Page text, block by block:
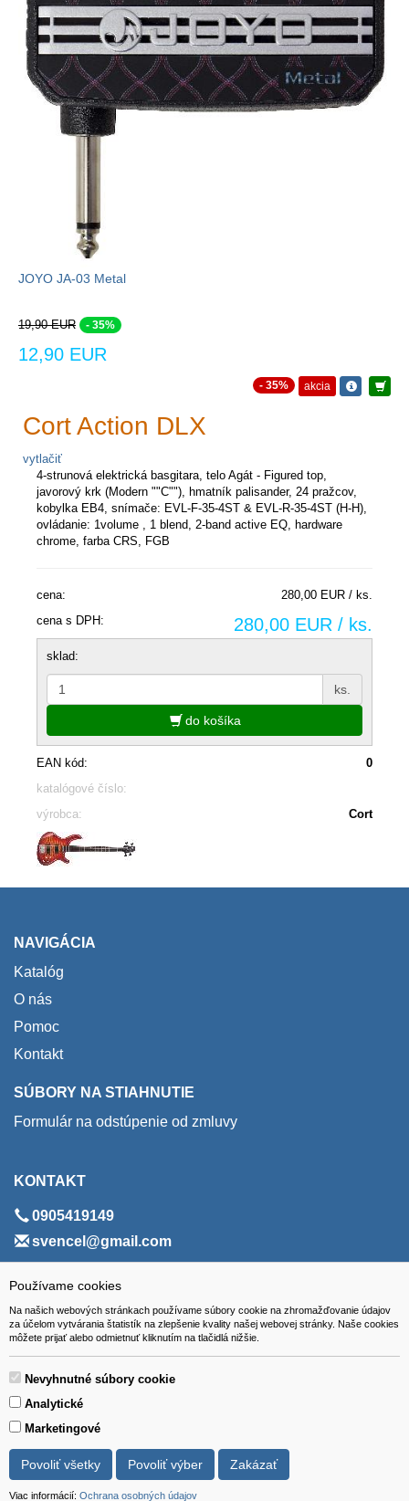
Používame cookies
Na našich webových stránkach používame súbory cookie na zhromažďovanie údajov
za účelom vytvárania štatistík na zlepšenie kvality našej webovej stránky. Naše cookies
môžete prijať alebo odmietnuť kliknutím na tlačidlá nižšie.
Nevyhnutné súbory cookie
Analytické
Marketingové
Povoliť všetky Povoliť výber Zakázať
Viac informácií: Ochrana osobných údajov
JOYO JA-03 Metal
19,90 EUR - 35%
12,90 EUR
- 35% akcia
Cort Action DLX
vytlačiť
4-strunová elektrická basgitara, telo Agát - Figured top,
javorový krk (Modern ""C""), hmatník palisander, 24 pražcov,
kobylka EB4, snímače: EVL-F-35-4ST & EVL-R-35-4ST (H-H),
ovládanie: 1volume , 1 blend, 2-band active EQ, hardware
chrome, farba CRS, FGB
cena:
280,00 EUR / ks.
cena s DPH:
280,00 EUR / ks.
sklad:
ks.
do košíka
EAN kód:
0
katalógové číslo:
výrobca:
Cort
NAVIGÁCIA
Katalóg
O nás
Pomoc
Kontakt
SÚBORY NA STIAHNUTIE
Formulár na odstúpenie od zmluvy
KONTAKT
0905419149
svencel@gmail.com
ADRESA
VEST - tech s.r.o.
Hviezdoslavova 280/6, 965 01 Žiar nad Hronom
Slovakia (Slovak Republic)
Všetky ceny sú uvádzané vrátane DPH.
© 2018 GIBOX, s.r.o. • Generuje redakčný systém YGScms •